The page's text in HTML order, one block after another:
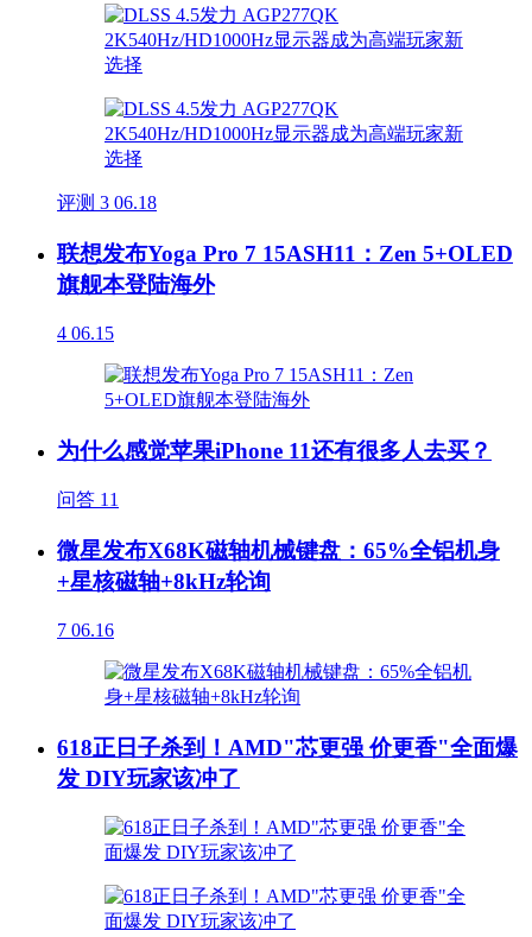
评测 3 06.18
联想发布Yoga Pro 7 15ASH11：Zen 5+OLED
旗舰本登陆海外
4 06.15
为什么感觉苹果iPhone 11还有很多人去买？
问答 11
微星发布X68K磁轴机械键盘：65%全铝机身
+星核磁轴+8kHz轮询
7 06.16
618正日子杀到！AMD"芯更强 价更香"全面爆
发 DIY玩家该冲了